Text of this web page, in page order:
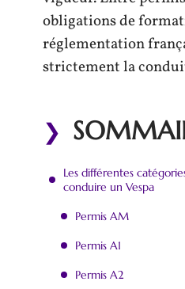
obligations de
réglementation
strictement la
Les différentes
conduire un Vespa
Permis AM
Permis A1
Permis A2